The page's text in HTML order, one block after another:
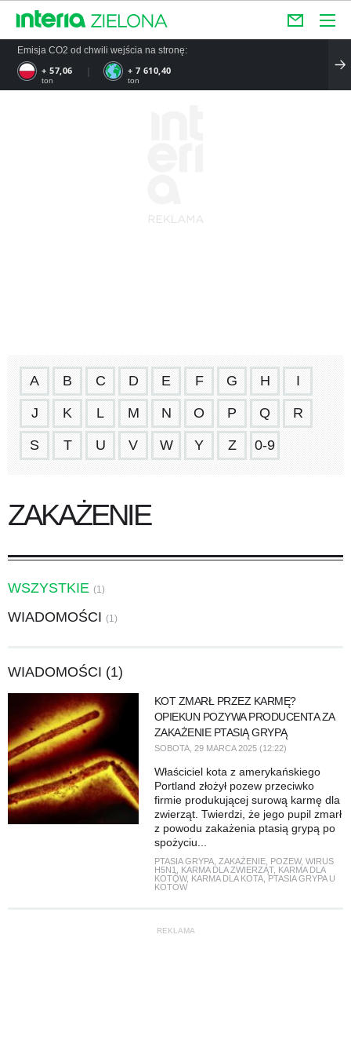
Emisja CO2 od chwili wejścia na stronę:
+ 57,06
ton
+ 7 610,40
ton
A B C D E F G H I
J K L M N O P Q R
S T U V W Y Z 0-9
ZAKAŻENIE
WSZYSTKIE (1)
WIADOMOŚCI (1)
WIADOMOŚCI (1)
KOT ZMARŁ PRZEZ KARMĘ?
OPIEKUN POZYWA PRODUCENTA ZA
ZAKAŻENIE PTASIĄ GRYPĄ
SOBOTA, 29 MARCA 2025 (12:22)
Właściciel kota z amerykańskiego
Portland złożył pozew przeciwko
firmie produkującej surową karmę dla
zwierząt. Twierdzi, że jego pupil zmarł
z powodu zakażenia ptasią grypą po
spożyciu...
PTASIA GRYPA, ZAKAŻENIE, POZEW, WIRUS
H5N1
KARMA DLA ZWIERZĄT, KARMA DLA
KOTÓW, KARMA DLA KOTA, PTASIA GRYPA U
KOTÓW
REKLAMA